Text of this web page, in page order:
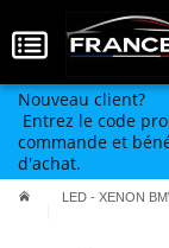
Nouveau client?
Entrez le code
commande et
d'achat.
LED - XENON